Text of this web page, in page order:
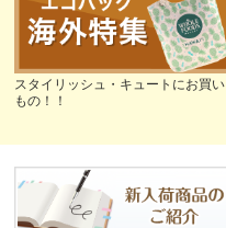
スタイリッシュ・キュートにお買い
もの！！